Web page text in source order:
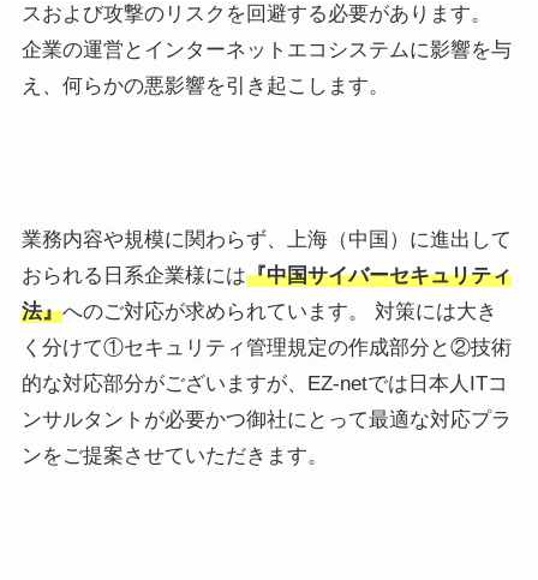
スおよび攻撃のリスクを回避する必要があります。
企業の運営とインターネットエコシステムに影響を与
え、何らかの悪影響を引き起こします。
業務内容や規模に関わらず、上海（中国）に進出して
おられる日系企業様には『中国サイバーセキュリティ
法』へのご対応が求められています。 対策には大き
く分けて①セキュリティ管理規定の作成部分と②技術
的な対応部分がございますが、EZ-netでは日本人ITコ
ンサルタントが必要かつ御社にとって最適な対応プラ
ンをご提案させていただきます。